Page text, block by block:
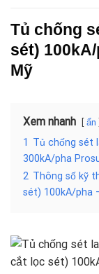
Tủ chống
sét)
Mỹ
Xem nhanh ẩn
1 Tủ chống sét
300kA/pha
2 Thông số kỹ
sét) 100kA/pha